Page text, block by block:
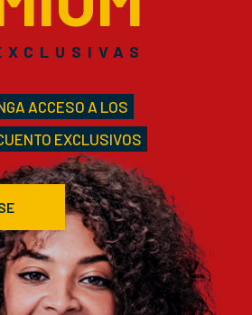
ACCESO A LOS
EXCLUSIVOS